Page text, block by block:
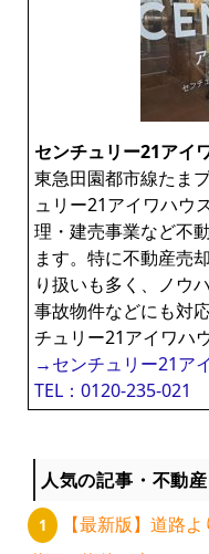
センチュリー21アイ
東急田園都市線たま
ュリー21アイワハウ
理・建売事業など不
ます。特に不動産売
り扱いも多く、ノウ
事故物件などにも対
チュリー21アイワハ
→センチュリー21ア
TEL：0120-235-021
人気の記事・不動
【最新版】道路